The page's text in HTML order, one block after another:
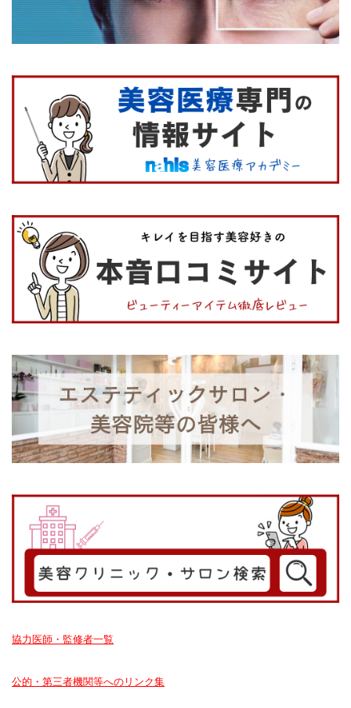
協力医師・監修者一覧
公的・第三者機関等へのリンク集